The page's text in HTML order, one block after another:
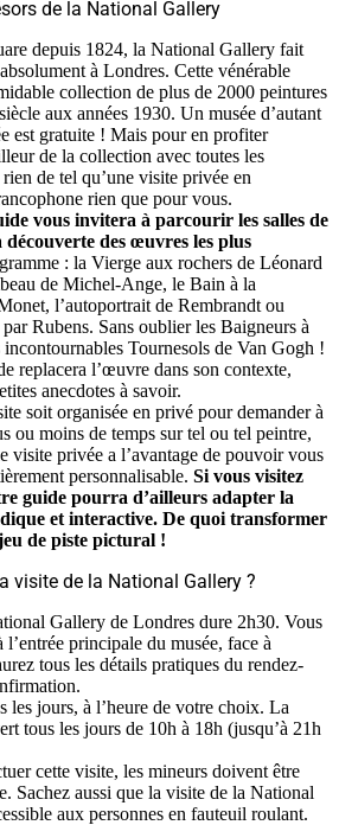
de la National Gallery
depuis 1824, la National Gallery fait
à Londres. Cette vénérable
collection de plus de 2000 peintures
aux années 1930. Un musée d’autant
est gratuite ! Mais pour en profiter
de la collection avec toutes les
de tel qu’une visite privée en
rien que pour vous.
vous invitera à parcourir les salles de
des œuvres les plus
: la Vierge aux rochers de Léonard
de Michel-Ange, le Bain à la
l’autoportrait de Rembrandt ou
Rubens. Sans oublier les Baigneurs à
incontournables Tournesols de Van Gogh !
replacera l’œuvre dans son contexte,
anecdotes à savoir.
soit organisée en privé pour demander à
ou moins de temps sur tel ou tel peintre,
visite privée a l’avantage de pouvoir vous
personnalisable. Si vous visitez
guide pourra d’ailleurs adapter la
et interactive. De quoi transformer
de piste pictural !
visite de la National Gallery ?
Gallery de Londres dure 2h30. Vous
principale du musée, face à
tous les détails pratiques du rendez-
les jours, à l’heure de votre choix. La
tous les jours de 10h à 18h (jusqu’à 21h
cette visite, les mineurs doivent être
Sachez aussi que la visite de la National
aux personnes en fauteuil roulant.